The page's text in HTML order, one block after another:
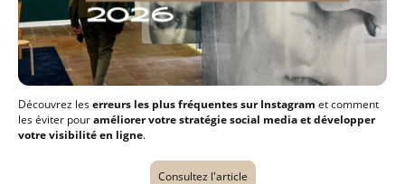
Découvrez leserreurs les plus fréquentes sur Instagram et comment
les éviter pouraméliorer votre stratégie social media et développer
votre visibilité en ligne.
Consultez l'article